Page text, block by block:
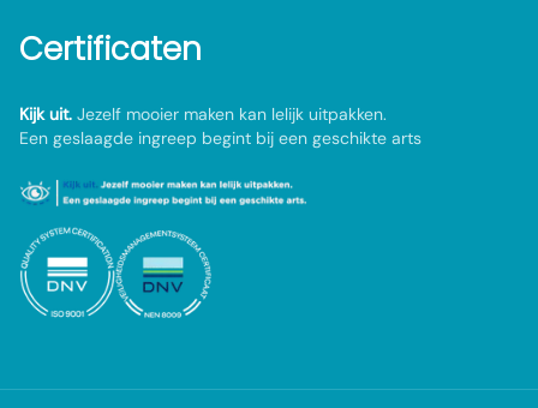
Certificaten
Kijk uit. Jezelf mooier maken kan lelijk uitpakken.
Een geslaagde ingreep begint bij een geschikte arts